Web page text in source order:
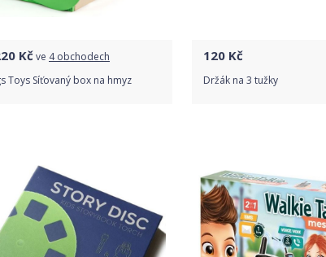
Kčve 4 obchodech
Toys Síťovaný box na hmyz
120 Kč
Držák na 3 tužky
Detail produktu